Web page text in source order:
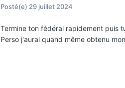
Posté(e) 29 juillet 2024
Termine ton fédéral rapidement puis
Perso j'aurai quand même obtenu mon